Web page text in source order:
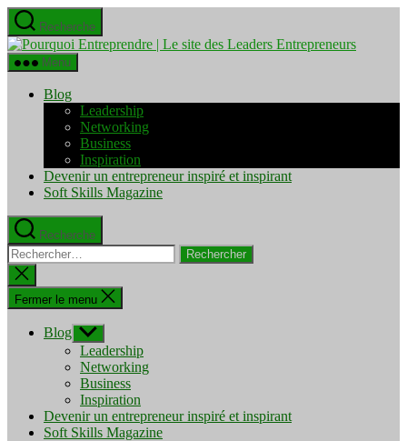
Aller
au
contenu
Recherche
Pourquoi
Menu
Blog
Leadership
Networking
Business
Inspiration
Devenir un entrepreneur inspiré et inspirant
Soft Skills Magazine
Recherche
Rechercher :
Fermer
la
recherche
Fermer le menu
Blog Afficher
le
sous-
menu
Leadership
Networking
Business
Inspiration
Devenir un entrepreneur inspiré et inspirant
Soft Skills Magazine